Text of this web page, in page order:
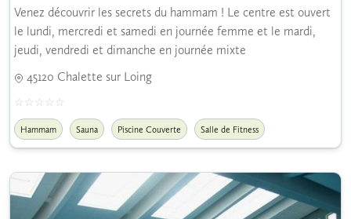
Venez découvrir les secrets du hammam ! Le centre est ouvert
le lundi, mercredi et samedi en journée femme et le mardi,
jeudi, vendredi et dimanche en journée mixte
45120 Chalette sur Loing
Hammam Sauna Piscine Couverte Salle de Fitness